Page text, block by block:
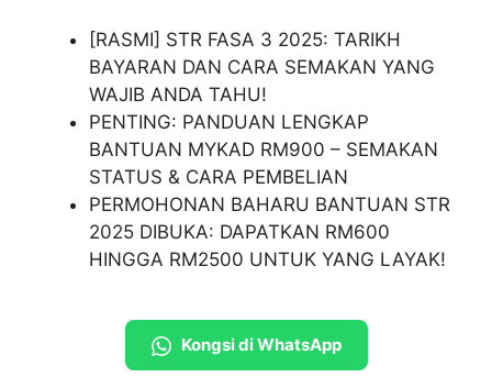
[RASMI] STR FASA 3 2025: TARIKH
BAYARAN DAN CARA SEMAKAN YANG
WAJIB ANDA TAHU!
PENTING: PANDUAN LENGKAP
BANTUAN MYKAD RM900 – SEMAKAN
STATUS & CARA PEMBELIAN
PERMOHONAN BAHARU BANTUAN STR
2025 DIBUKA: DAPATKAN RM600
HINGGA RM2500 UNTUK YANG LAYAK!
Kongsi di WhatsApp